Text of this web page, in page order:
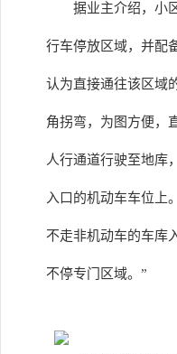
据业主介绍，小
行车停放区域，并配
认为直接通往该区域
角拐弯，为图方便，
人行通道行驶至地库
入口的机动车车位上
不走非机动车的车库
不停专门区域。”